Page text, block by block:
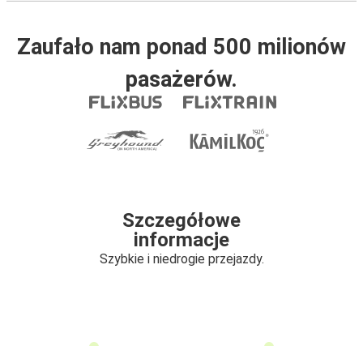
Zaufało nam ponad 500 milionów
pasażerów.
Szczegółowe
informacje
Szybkie i niedrogie przejazdy.